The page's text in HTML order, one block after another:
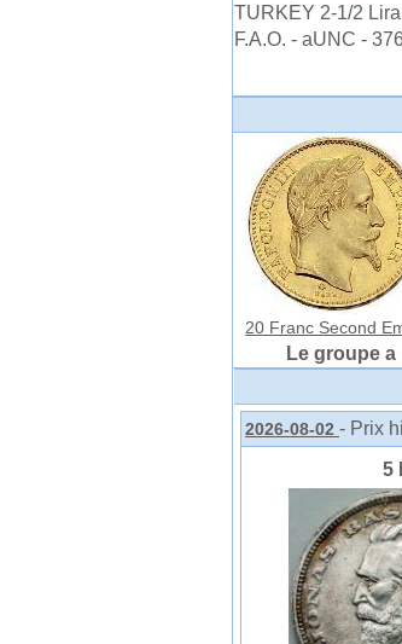
TURKEY 2-1/2
F.A.O. - aUNC -
20 Franc Second
Le groupe a
2026-08-02 - Prix
5